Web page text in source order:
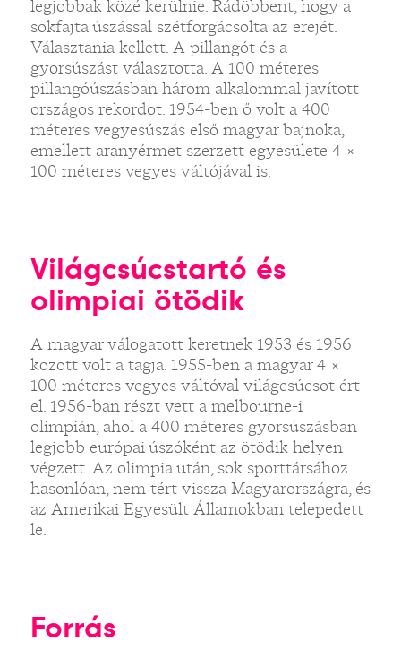
legjobbak közé kerülnie. Rádöbbent, hogy a
sokfajta úszással szétforgácsolta az erejét.
Választania kellett. A pillangót és a
gyorsúszást választotta. A 100 méteres
pillangóúszásban három alkalommal javított
országos rekordot. 1954-ben ő volt a 400
méteres vegyesúszás első magyar bajnoka,
emellett aranyérmet szerzett egyesülete 4 ×
100 méteres vegyes váltójával is.
Világcsúcstartó és
olimpiai ötödik
A magyar válogatott keretnek 1953 és 1956
között volt a tagja. 1955-ben a magyar 4 ×
100 méteres vegyes váltóval világcsúcsot ért
el. 1956-ban részt vett a melbourne-i
olimpián, ahol a 400 méteres gyorsúszásban
legjobb európai úszóként az ötödik helyen
végzett. Az olimpia után, sok sporttársához
hasonlóan, nem tért vissza Magyarországra, és
az Amerikai Egyesült Államokban telepedett
le.
Forrás